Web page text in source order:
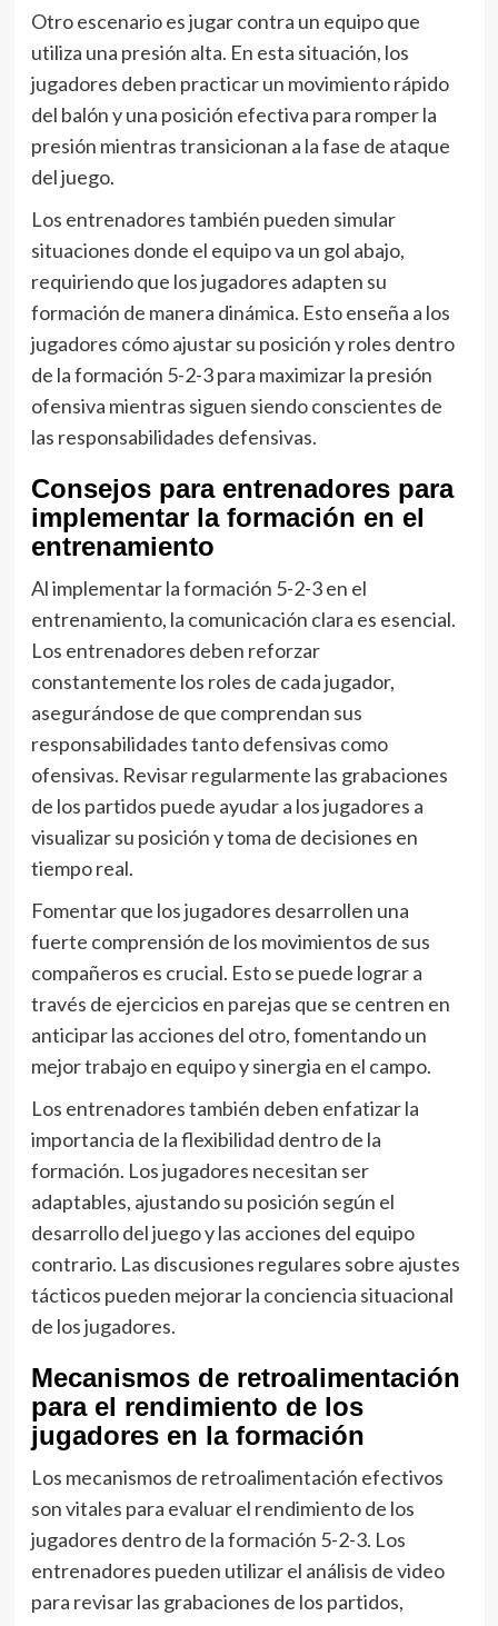
Otro escenario es jugar contra un equipo que
utiliza una presión alta. En esta situación, los
jugadores deben practicar un movimiento rápido
del balón y una posición efectiva para romper la
presión mientras transicionan a la fase de ataque
del juego.
Los entrenadores también pueden simular
situaciones donde el equipo va un gol abajo,
requiriendo que los jugadores adapten su
formación de manera dinámica. Esto enseña a los
jugadores cómo ajustar su posición y roles dentro
de la formación 5-2-3 para maximizar la presión
ofensiva mientras siguen siendo conscientes de
las responsabilidades defensivas.
Consejos para entrenadores para
implementar la formación en el
entrenamiento
Al implementar la formación 5-2-3 en el
entrenamiento, la comunicación clara es esencial.
Los entrenadores deben reforzar
constantemente los roles de cada jugador,
asegurándose de que comprendan sus
responsabilidades tanto defensivas como
ofensivas. Revisar regularmente las grabaciones
de los partidos puede ayudar a los jugadores a
visualizar su posición y toma de decisiones en
tiempo real.
Fomentar que los jugadores desarrollen una
fuerte comprensión de los movimientos de sus
compañeros es crucial. Esto se puede lograr a
través de ejercicios en parejas que se centren en
anticipar las acciones del otro, fomentando un
mejor trabajo en equipo y sinergia en el campo.
Los entrenadores también deben enfatizar la
importancia de la flexibilidad dentro de la
formación. Los jugadores necesitan ser
adaptables, ajustando su posición según el
desarrollo del juego y las acciones del equipo
contrario. Las discusiones regulares sobre ajustes
tácticos pueden mejorar la conciencia situacional
de los jugadores.
Mecanismos de retroalimentación
para el rendimiento de los
jugadores en la formación
Los mecanismos de retroalimentación efectivos
son vitales para evaluar el rendimiento de los
jugadores dentro de la formación 5-2-3. Los
entrenadores pueden utilizar el análisis de video
para revisar las grabaciones de los partidos,